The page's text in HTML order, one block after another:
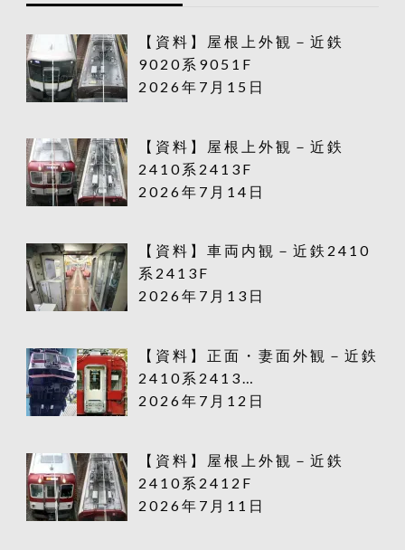
【資料】屋根上外観－近鉄
9020系9051F
2026年7月15日
【資料】屋根上外観－近鉄
2410系2413F
2026年7月14日
【資料】車両内観－近鉄2410
系2413F
2026年7月13日
【資料】正面・妻面外観－近鉄
2410系2413…
2026年7月12日
【資料】屋根上外観－近鉄
2410系2412F
2026年7月11日